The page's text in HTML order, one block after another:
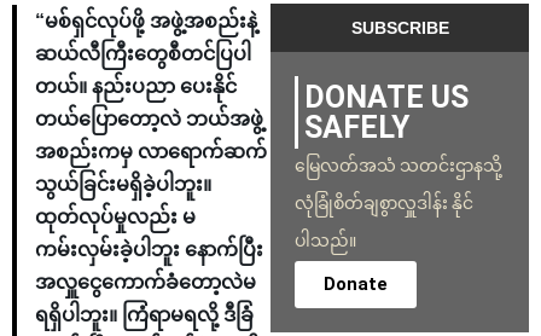
“မစ်ရှင်လုပ်ဖို့ အဖွဲ့အစည်းနဲ့
ဆယ်လီကြီးတွေစီတင်ပြပါ
တယ်။ နည်းပညာ ပေးနိုင်
တယ်ပြောတော့လဲ ဘယ်အဖွဲ့
အစည်းကမှ လာရောက်ဆက်
သွယ်ခြင်းမရှိခဲ့ပါဘူး။
ထုတ်လုပ်မှုလည်း မ
ကမ်းလှမ်းခဲ့ပါဘူး နောက်ပြီး
အလှူငွေကောက်ခံတော့လဲမ
ရရှိပါဘူး။ ကြံရာမရလို့ ဒီခြံ
DONATE US
SAFELY
မြေလတ်အသံ သတင်းဌာနသို့
လုံခြုံစိတ်ချစွာလှူဒါန်း နိုင်
ပါသည်။
Donate